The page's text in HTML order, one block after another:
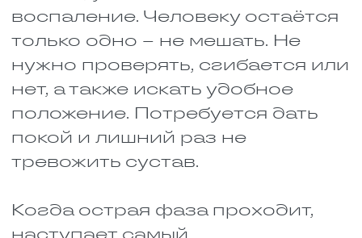
Лучше есть чаще, но
понемногу, чтобы не
перегружать пищеварение.
Пять-шесть приёмов в день
небольшими порциями
позволяют получать
энергию без перерывов и
не заставляют организм
тратить лишние силы на
переваривание больших
должны быть овощи и
фрукты, желательно свежие